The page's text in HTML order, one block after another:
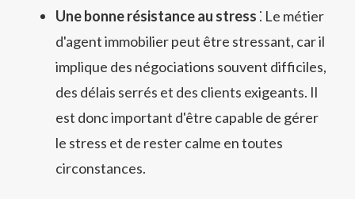
Une bonne résistance au stress ⁚ Le métier
d'agent immobilier peut être stressant, car il
implique des négociations souvent difficiles,
des délais serrés et des clients exigeants. Il
est donc important d'être capable de gérer
le stress et de rester calme en toutes
circonstances.